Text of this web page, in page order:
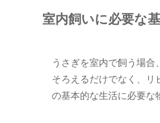
室内飼いに必要な
うさぎを室内で飼う場
そろえるだけでなく、
の基本的な生活に必要な